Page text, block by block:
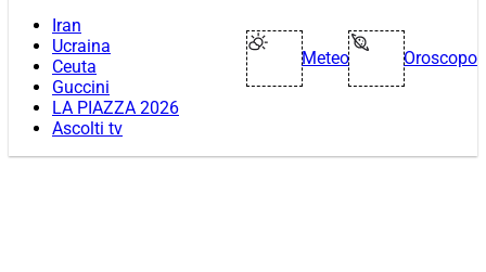
Iran
Ucraina
Ceuta
Guccini
LA PIAZZA 2026
Ascolti tv
Meteo Oroscopo